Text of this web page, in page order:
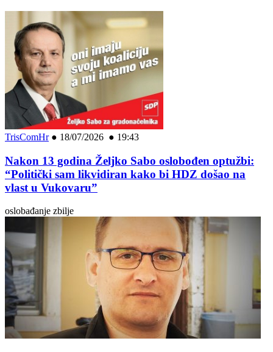
TrisComHr● 18/07/2026 ● 19:43
Nakon 13 godina Željko Sabo oslobođen optužbi:
“Politički sam likvidiran kako bi HDZ došao na
vlast u Vukovaru”
oslobađanje zbilje